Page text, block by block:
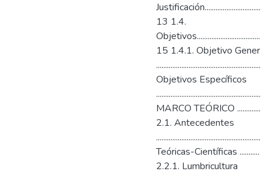
13 1.4.
15 1.4.1. Objetivo General
Objetivos Específicos
MARCO TEÓRICO
2.1. Antecedentes
Teóricas-Científicas
2.2.1. Lumbricultura